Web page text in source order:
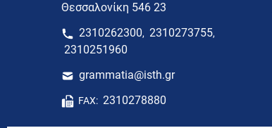
Θεσσαλονίκη 546 23
2310262300, 2310273755,
2310251960
grammatia@isth.gr
FAX: 2310278880